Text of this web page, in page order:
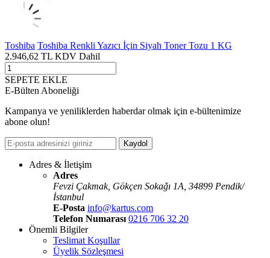
Toshiba Toshiba Renkli Yazıcı İçin Siyah Toner Tozu 1 KG
2.946,62 TL KDV Dahil
SEPETE EKLE
E-Bülten Aboneliği
Kampanya ve yeniliklerden haberdar olmak için e-bültenimize
abone olun!
Kaydol
Adres & İletişim
Adres
Fevzi Çakmak, Gökçen Sokaǧı 1A, 34899 Pendik/
İstanbul
E-Posta info@kartus.com
Telefon Numarası 0216 706 32 20
Önemli Bilgiler
Teslimat Koşullar
Üyelik Sözleşmesi